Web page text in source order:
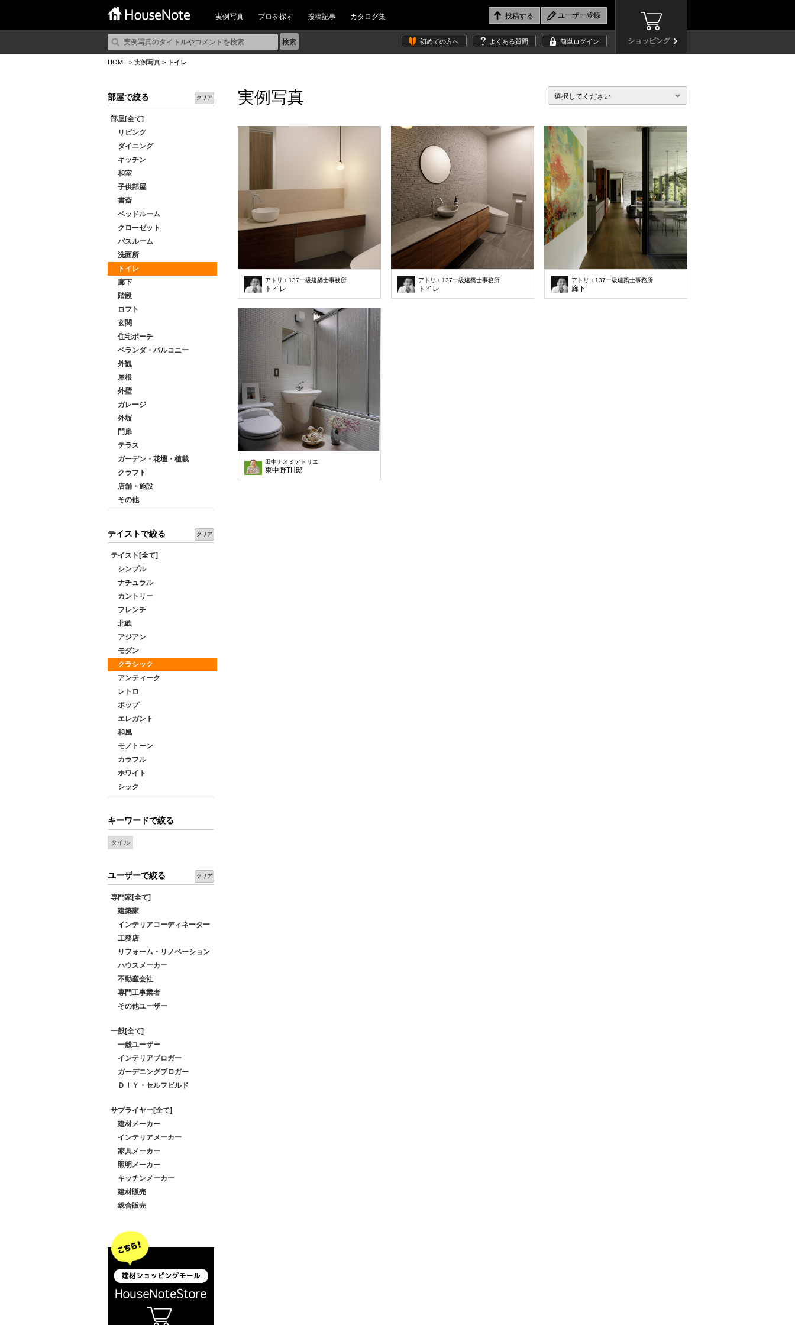
実例写真 プロを探す 投稿記事 カタログ集
ショッピング
初めての方へ よくある質問 簡単ログイン
HOME > 実例写真 > トイレ
部屋で絞る クリア
部屋[全て]
リビング
ダイニング
キッチン
和室
子供部屋
書斎
ベッドルーム
クローゼット
バスルーム
洗面所
トイレ
廊下
階段
ロフト
玄関
住宅ポーチ
ベランダ・バルコニー
外観
屋根
外壁
ガレージ
外塀
門扉
テラス
ガーデン・花壇・植栽
クラフト
店舗・施設
その他
テイストで絞る クリア
テイスト[全て]
シンプル
ナチュラル
カントリー
フレンチ
北欧
アジアン
モダン
クラシック
アンティーク
レトロ
ポップ
エレガント
和風
モノトーン
カラフル
ホワイト
シック
キーワードで絞る
タイル
ユーザーで絞る クリア
専門家[全て]
建築家
インテリアコーディネーター
工務店
リフォーム・リノベーション
ハウスメーカー
不動産会社
専門工事業者
その他ユーザー
一般[全て]
一般ユーザー
インテリアブロガー
ガーデニングブロガー
ＤＩＹ・セルフビルド
サプライヤー[全て]
建材メーカー
インテリアメーカー
家具メーカー
照明メーカー
キッチンメーカー
建材販売
総合販売
実例写真 選択してください
アトリエ137一級建築士事務所
トイレ
アトリエ137一級建築士事務所
トイレ
アトリエ137一級建築士事務所
廊下
田中ナオミアトリエ
東中野TH邸